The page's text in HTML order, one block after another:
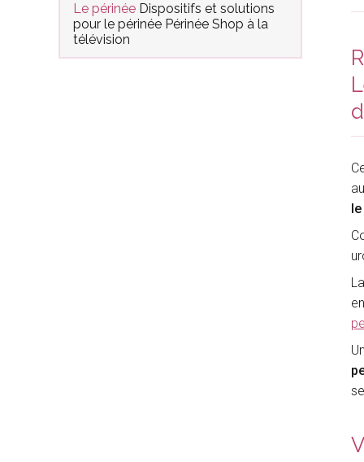
Le périnée Dispositifs et solutions
pour le périnée Périnée Shop à la
télévision